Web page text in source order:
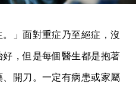
。」面對重症乃至絕症，沒
，但是每個醫生都是抱著
開刀。一定有病患或家屬